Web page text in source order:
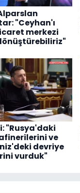
"Ceyhan'ı
merkezi
"Rusya'daki
ve
devriye
vurduk"